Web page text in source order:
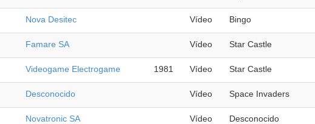
Nova Desitec Vídeo Bingo
Famare SA Vídeo Star Castle
Videogame Electrogame 1981 Vídeo Star Castle
Desconocido Vídeo Space Invaders
Novatronic SA Vídeo Desconocido